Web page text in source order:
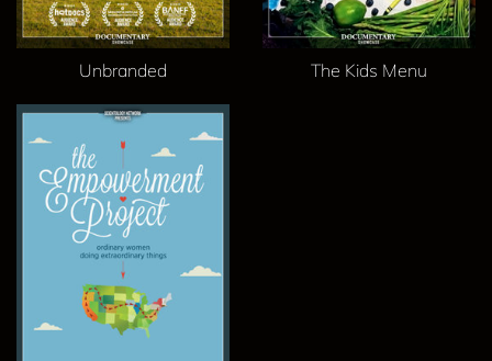
Unbranded The Kids Menu